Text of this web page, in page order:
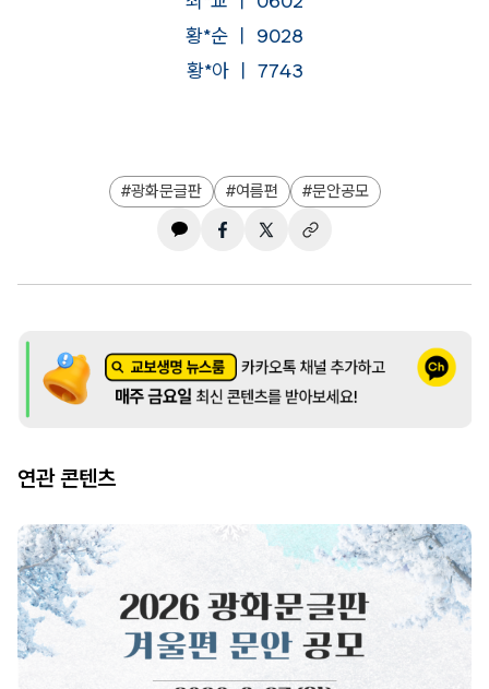
황*순 ㅣ 9028
황*아 ㅣ 7743
광화문글판 여름편 문안공모
연관 콘텐츠